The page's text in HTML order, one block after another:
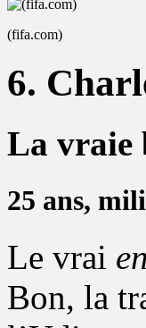
(fifa.com)
6.
La vraie
25 ans,
Le vrai
Bon, la